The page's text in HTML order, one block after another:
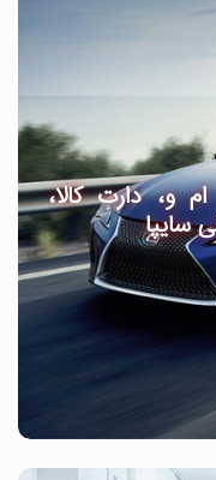
دارت کالا،
سایپا